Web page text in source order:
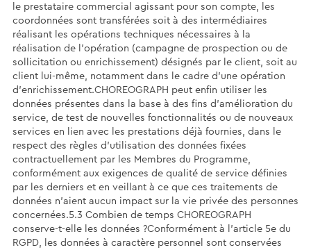
le prestataire commercial agissant pour son compte, les
coordonnées sont transférées soit à des intermédiaires
réalisant les opérations techniques nécessaires à la
réalisation de l’opération (campagne de prospection ou de
sollicitation ou enrichissement) désignés par le client, soit au
client lui-même, notamment dans le cadre d’une opération
d’enrichissement.CHOREOGRAPH peut enfin utiliser les
données présentes dans la base à des fins d’amélioration du
service, de test de nouvelles fonctionnalités ou de nouveaux
services en lien avec les prestations déjà fournies, dans le
respect des règles d’utilisation des données fixées
contractuellement par les Membres du Programme,
conformément aux exigences de qualité de service définies
par les derniers et en veillant à ce que ces traitements de
données n’aient aucun impact sur la vie privée des personnes
concernées.5.3 Combien de temps CHOREOGRAPH
conserve-t-elle les données ?Conformément à l'article 5e du
RGPD, les données à caractère personnel sont conservées